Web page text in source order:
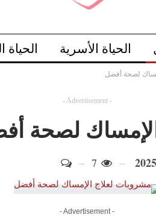
الحياة الأسرية الحياة
لصحة أفضل
- Advertisement -
لصحة
- Advertisement -